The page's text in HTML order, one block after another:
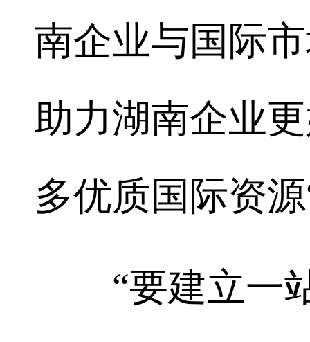
南企业与国际
助力湖南企业
多优质国际资
“要建立一站